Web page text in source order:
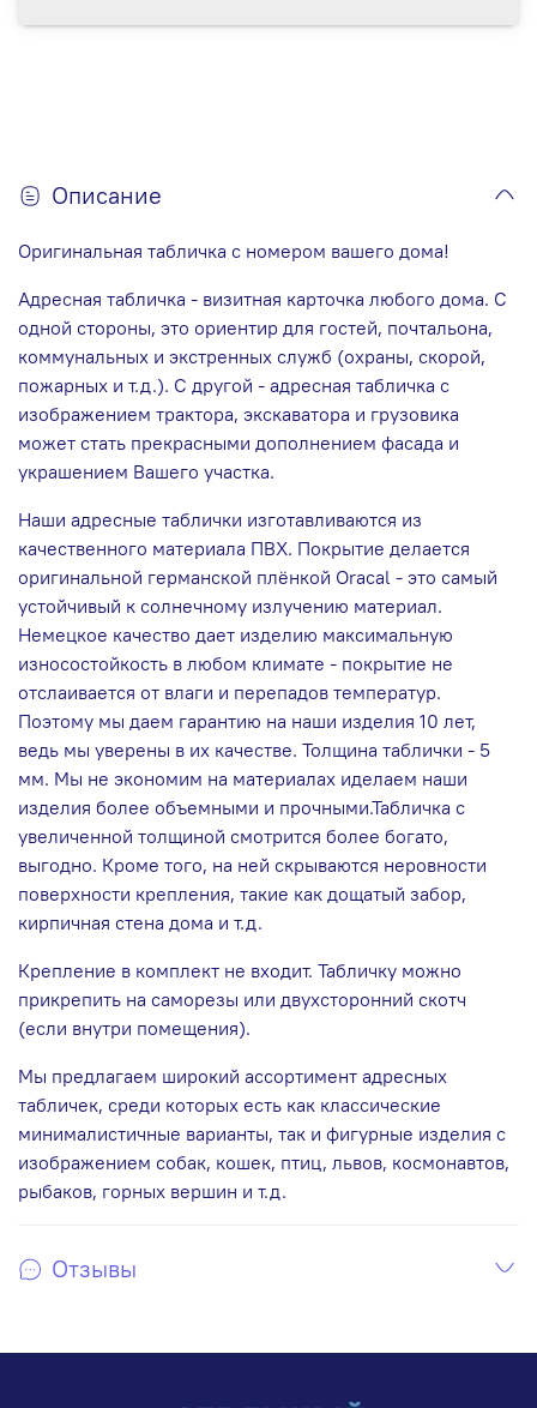
Описание
Оригинальная табличка с номером вашего дома!
Адресная табличка - визитная карточка любого дома. С
одной стороны, это ориентир для гостей, почтальона,
коммунальных и экстренных служб (охраны, скорой,
пожарных и т.д.). С другой - адресная табличка c
изображением трактора, экскаватора и грузовика
может стать прекрасными дополнением фасада и
украшением Вашего участка.
Наши адресные таблички изготавливаются из
качественного материала ПВХ. Покрытие делается
оригинальной германской плёнкой Oracal - это самый
устойчивый к солнечному излучению материал.
Немецкое качество дает изделию максимальную
износостойкость в любом климате - покрытие не
отслаивается от влаги и перепадов температур.
Поэтому мы даем гарантию на наши изделия 10 лет,
ведь мы уверены в их качестве. Толщина таблички - 5
мм. Мы не экономим на материалах иделаем наши
изделия более объемными и прочными.Табличка с
увеличенной толщиной смотрится более богато,
выгодно. Кроме того, на ней скрываются неровности
поверхности крепления, такие как дощатый забор,
кирпичная стена дома и т.д.
Крепление в комплект не входит. Табличку можно
прикрепить на саморезы или двухсторонний скотч
(если внутри помещения).
Мы предлагаем широкий ассортимент адресных
табличек, среди которых есть как классические
минималистичные варианты, так и фигурные изделия с
изображением собак, кошек, птиц, львов, космонавтов,
рыбаков, горных вершин и т.д.
Отзывы